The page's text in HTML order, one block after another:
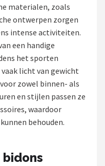
materialen, zoals
ontwerpen zorgen
intense activiteiten.
een handige
het sporten
licht van gewicht
zowel binnen- als
en stijlen passen ze
waardoor
behouden.